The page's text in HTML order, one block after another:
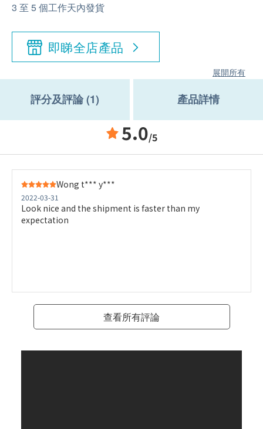
3 至 5 個工作天內發貨
即睇全店產品
展開所有
評分及評論 (1) 產品詳情
5.0/5
Wong t*** y***
2022-03-31
Look nice and the shipment is faster than my
expectation
查看所有評論